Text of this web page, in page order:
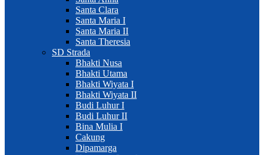
Santa Clara
Santa Maria I
Santa Maria II
Santa Theresia
SD Strada
Bhakti Nusa
Bhakti Utama
Bhakti Wiyata I
Bhakti Wiyata II
Budi Luhur I
Budi Luhur II
Bina Mulia I
Cakung
Dipamarga